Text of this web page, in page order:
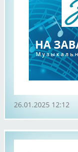
26.01.2025 12:12